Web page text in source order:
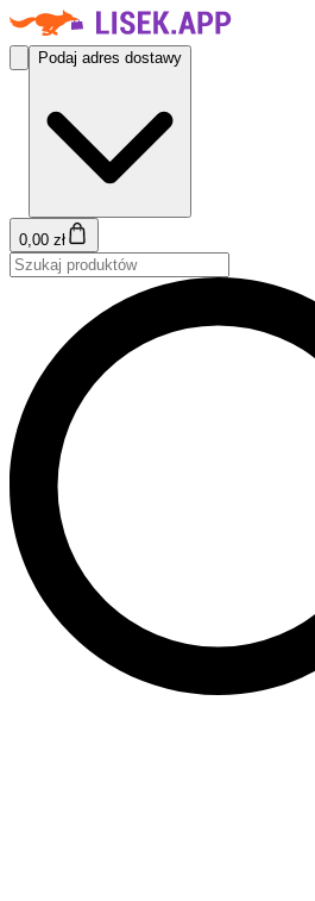
Podaj adres dostawy
0,00 zł